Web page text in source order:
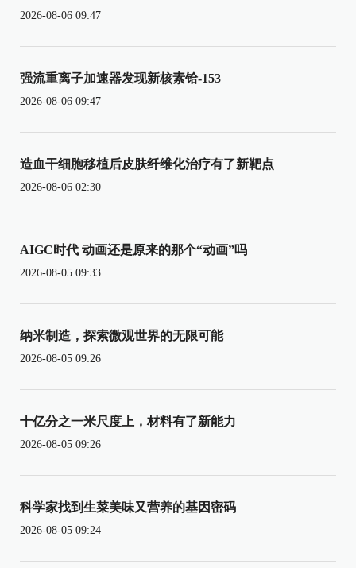
2026-08-06 09:47
强流重离子加速器发现新核素铪-153
2026-08-06 09:47
造血干细胞移植后皮肤纤维化治疗有了新靶点
2026-08-06 02:30
AIGC时代 动画还是原来的那个“动画”吗
2026-08-05 09:33
纳米制造，探索微观世界的无限可能
2026-08-05 09:26
十亿分之一米尺度上，材料有了新能力
2026-08-05 09:26
科学家找到生菜美味又营养的基因密码
2026-08-05 09:24